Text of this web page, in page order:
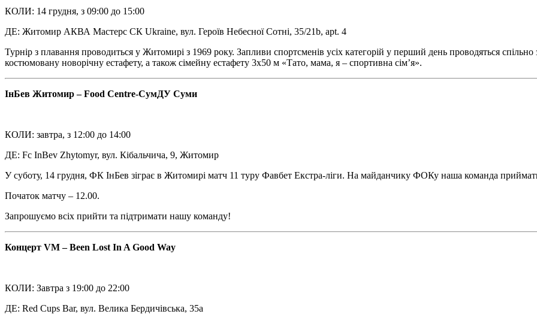
КОЛИ: 14 грудня, з 09:00 до 15:00
ДЕ: Житомир АКВА Мастерс СК Ukraine, вул. Героїв Небесної Сотні, 35/21b, apt. 4
Турнір з плавання проводиться у Житомирі з 1969 року. Запливи спортсменів усіх категорій у перший день проводяться
костюмовану новорічну естафету, а також сімейну естафету 3х50 м «Тато, мама, я – спортивна сім’я».
ІнБев Житомир – Food Centre-СумДУ Суми
КОЛИ: завтра, з 12:00 до 14:00
ДЕ: Fc InBev Zhytomyr, вул. Кібальчича, 9, Житомир
У суботу, 14 грудня, ФК ІнБев зіграє в Житомирі матч 11 туру Фавбет Екстра-ліги. На майданчику ФОКу наша команда
Початок матчу – 12.00.
Запрошуємо всіх прийти та підтримати нашу команду!
Концерт VM – Been Lost In A Good Way
КОЛИ: Завтра з 19:00 до 22:00
ДЕ: Red Cups Bar, вул. Велика Бердичівська, 35а